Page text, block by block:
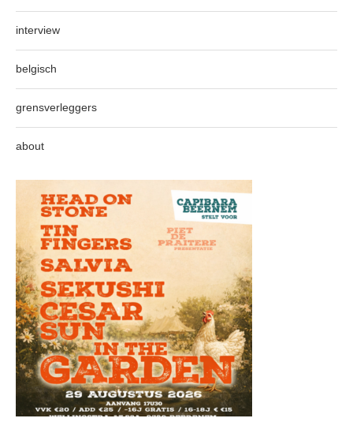
interview
belgisch
grensverleggers
about